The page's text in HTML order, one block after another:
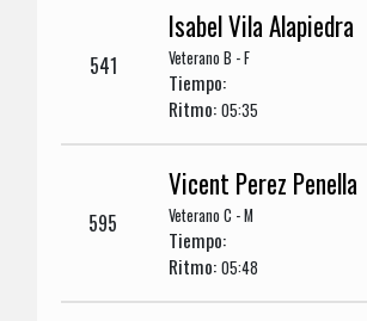
541
Isabel Vila Alapiedra
Veterano B - F
Tiempo:
Ritmo:05:35
595
Vicent Perez Penella
Veterano C - M
Tiempo:
Ritmo:05:48